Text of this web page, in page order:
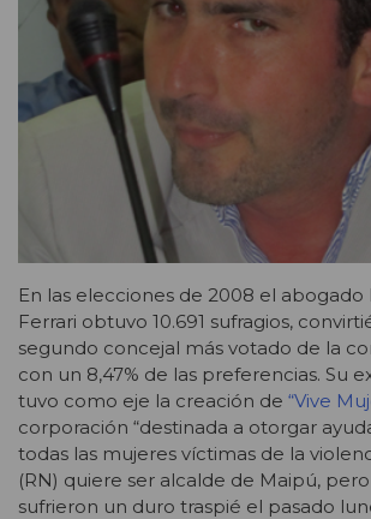
En las elecciones de 2008 el abogado
Ferrari obtuvo 10.691 sufragios,
segundo concejal más votado de la
con un 8,47% de las preferencias. Su
tuvo como eje la creación de “Vive
corporación “destinada a otorgar
todas las mujeres víctimas de la
(RN) quiere ser alcalde de Maipú,
sufrieron un duro traspié el pasado